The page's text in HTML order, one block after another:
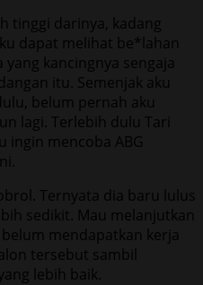
tinggi darinya, kadang
dapat melihat be*lahan
kancingnya sengaja
itu. Semenjak aku
belum pernah aku
lagi. Terlebih dulu Tari
ingin mencoba ABG
Ternyata dia baru lulus
sedikit. Mau melanjutkan
mendapatkan kerja
tersebut sambil
lebih baik.